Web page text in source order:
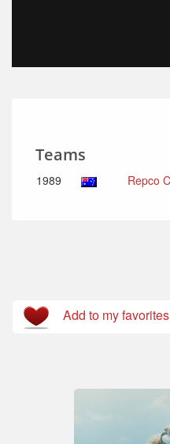
Teams
1989 Repco
Add to my